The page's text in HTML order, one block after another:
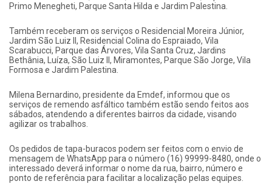
Primo Menegheti, Parque Santa Hilda e Jardim Palestina.
Também receberam os serviços o Residencial Moreira Júnior,
Jardim São Luiz II, Residencial Colina do Espraiado, Vila
Scarabucci, Parque das Árvores, Vila Santa Cruz, Jardins
Bethânia, Luíza, São Luiz II, Miramontes, Parque São Jorge, Vila
Formosa e Jardim Palestina.
Milena Bernardino, presidente da Emdef, informou que os
serviços de remendo asfáltico também estão sendo feitos aos
sábados, atendendo a diferentes bairros da cidade, visando
agilizar os trabalhos.
Os pedidos de tapa-buracos podem ser feitos com o envio de
mensagem de WhatsApp para o número (16) 99999-8480, onde o
interessado deverá informar o nome da rua, bairro, número e
ponto de referência para facilitar a localização pelas equipes.